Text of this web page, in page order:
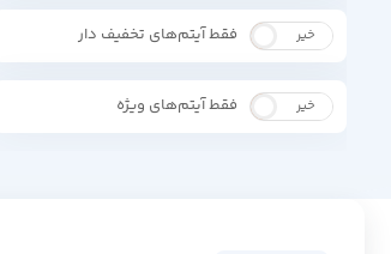
بله خیر فقط آیتم‌های تخفیف دار
بله خیر فقط آیتم‌های ویژه